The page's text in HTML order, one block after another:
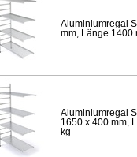
Aluminiumregal
mm, Länge 1400
Aluminiumregal
1650 x 400 mm,
kg